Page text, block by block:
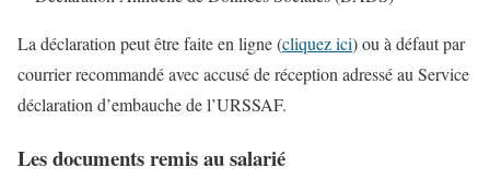
La déclaration peut être faite en ligne (cliquez ici) ou à défaut par
courrier recommandé avec accusé de réception adressé au Service
déclaration d’embauche de l’URSSAF.
Les documents remis au salarié